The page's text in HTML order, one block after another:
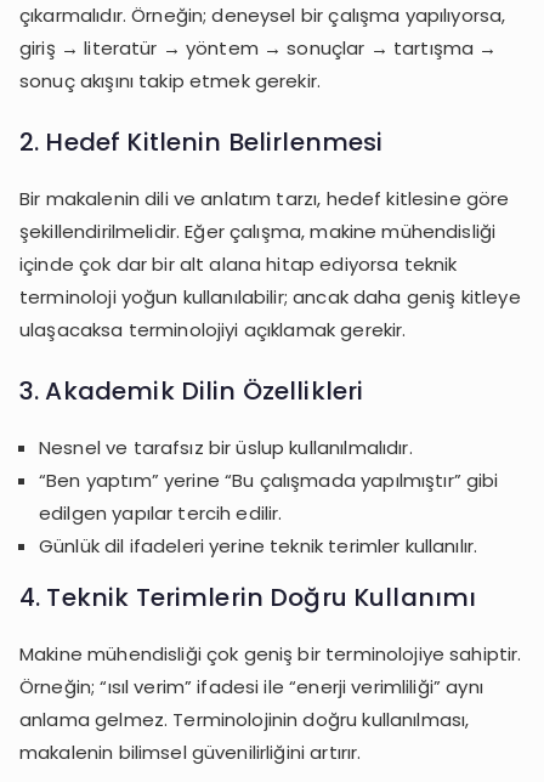
çıkarmalıdır. Örneğin; deneysel bir çalışma yapılıyorsa,
giriş → literatür → yöntem → sonuçlar → tartışma →
sonuç akışını takip etmek gerekir.
2. Hedef Kitlenin Belirlenmesi
Bir makalenin dili ve anlatım tarzı, hedef kitlesine göre
şekillendirilmelidir. Eğer çalışma, makine mühendisliği
içinde çok dar bir alt alana hitap ediyorsa teknik
terminoloji yoğun kullanılabilir; ancak daha geniş kitleye
ulaşacaksa terminolojiyi açıklamak gerekir.
3. Akademik Dilin Özellikleri
Nesnel ve tarafsız bir üslup kullanılmalıdır.
“Ben yaptım” yerine “Bu çalışmada yapılmıştır” gibi
edilgen yapılar tercih edilir.
Günlük dil ifadeleri yerine teknik terimler kullanılır.
4. Teknik Terimlerin Doğru Kullanımı
Makine mühendisliği çok geniş bir terminolojiye sahiptir.
Örneğin; “ısıl verim” ifadesi ile “enerji verimliliği” aynı
anlama gelmez. Terminolojinin doğru kullanılması,
makalenin bilimsel güvenilirliğini artırır.